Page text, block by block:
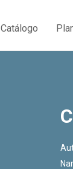
Catálogo